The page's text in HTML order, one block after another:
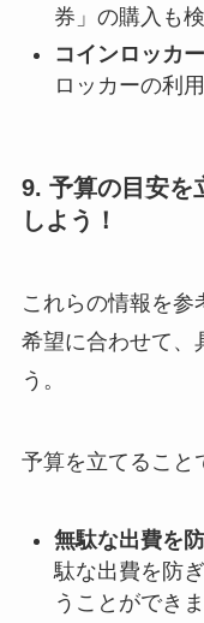
券」の購入も
コインロッカー
ロッカーの利
9. 予算の目安を
しよう！
これらの情報を参
希望に合わせて、
う。
予算を立てること
無駄な出費を
駄な出費を防
うことができま